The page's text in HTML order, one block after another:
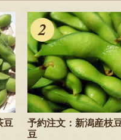
豆
予約注文：新潟産枝
豆